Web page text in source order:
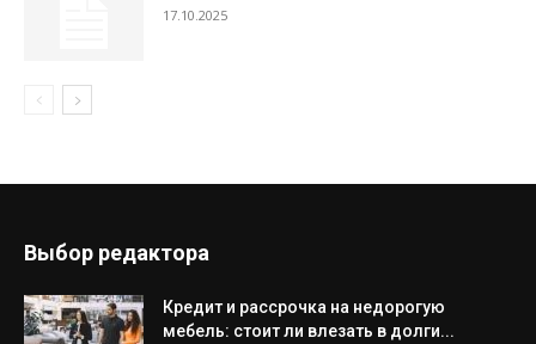
17.10.2025
Выбор редактора
Кредит и рассрочка на недорогую
мебель: стоит ли влезать в долги...